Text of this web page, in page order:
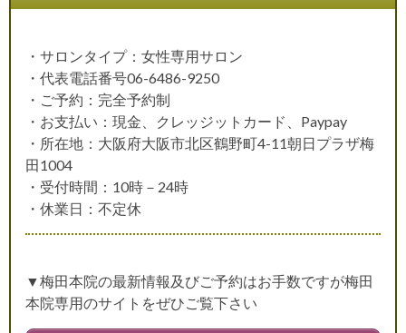
・サロンタイプ：女性専用サロン
・代表電話番号06-6486-9250
・ご予約：完全予約制
・お支払い：現金、クレッジットカード、Paypay
・所在地：大阪府大阪市北区鶴野町4-11朝日プラザ梅
田1004
・受付時間：10時－24時
・休業日：不定休
▼梅田本院の最新情報及びご予約はお手数ですが梅田
本院専用のサイトをぜひご覧下さい